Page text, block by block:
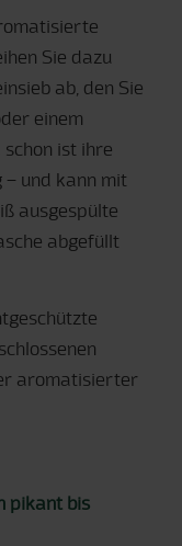
Sie dazu
ab, den Sie
einem
ist ihre
und kann mit
ausgespülte
abgefüllt
aromatisierter
pikant bis